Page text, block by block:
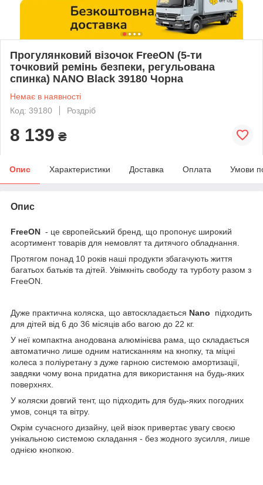
Прогулянковий візочок FreeON (5-ти
точковий ремінь безпеки, регульована
спинка) NANO Black 39180 Чорна
Немає в наявності
Код: 39180
Роздріб
8 139 ₴
Опис Характеристики Доставка Оплата Умови
Опис
FreeON - це європейський бренд, що пропонує широкий
асортимент товарів для немовлят та дитячого обладнання.
Протягом понад 10 років наші продукти збагачують життя
багатьох батьків та дітей. Увімкніть свободу та турботу разом з
FreeON.
Дуже практична коляска, що автоскладається Nano
підходить
для дітей від 6 до 36 місяців або вагою до 22 кг.
У неї компактна анодована алюмінієва рама, що складається
автоматично лише одним натисканням на кнопку, та міцні
колеса з поліуретану з дуже гарною системою амортизації,
завдяки чому вона придатна для використання на будь-яких
поверхнях.
У коляски довгий тент, що підходить для будь-яких погодних
умов, сонця та вітру.
Окрім сучасного дизайну, цей візок привертає увагу своєю
унікальною системою складання - без жодного зусилля, лише
однією кнопкою.